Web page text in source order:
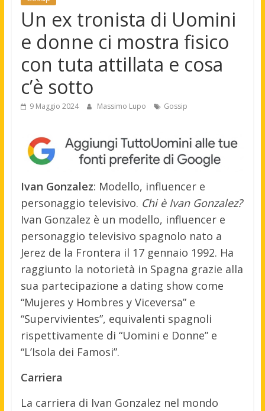
Un ex tronista di Uomini
e donne ci mostra fisico
con tuta attillata e cosa
c’è sotto
9 Maggio 2024 Massimo Lupo Gossip
Ivan Gonzalez: Modello, influencer e
personaggio televisivo. Chi è Ivan Gonzalez?
Ivan Gonzalez è un modello, influencer e
personaggio televisivo spagnolo nato a
Jerez de la Frontera il 17 gennaio 1992. Ha
raggiunto la notorietà in Spagna grazie alla
sua partecipazione a dating show come
“Mujeres y Hombres y Viceversa” e
“Supervivientes”, equivalenti spagnoli
rispettivamente di “Uomini e Donne” e
“L’Isola dei Famosi”.
Carriera
La carriera di Ivan Gonzalez nel mondo